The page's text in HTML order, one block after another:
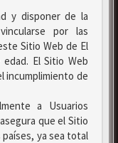
y disponer de la
por las
Sitio Web de El
El Sitio Web
incumplimiento de
a Usuarios
que el Sitio
ya sea total